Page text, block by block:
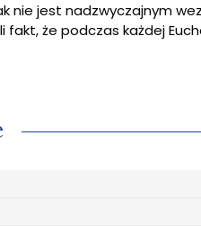
nie jest nadzwyczajnym
fakt, że podczas każdej